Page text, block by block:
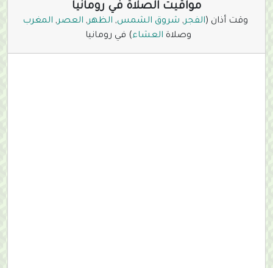
مواقيت الصلاة في رومانيا
وقت أذان (الفجر, شروق الشمس, الظهر, العصر, المغرب
وصلاة العشاء) في رومانيا